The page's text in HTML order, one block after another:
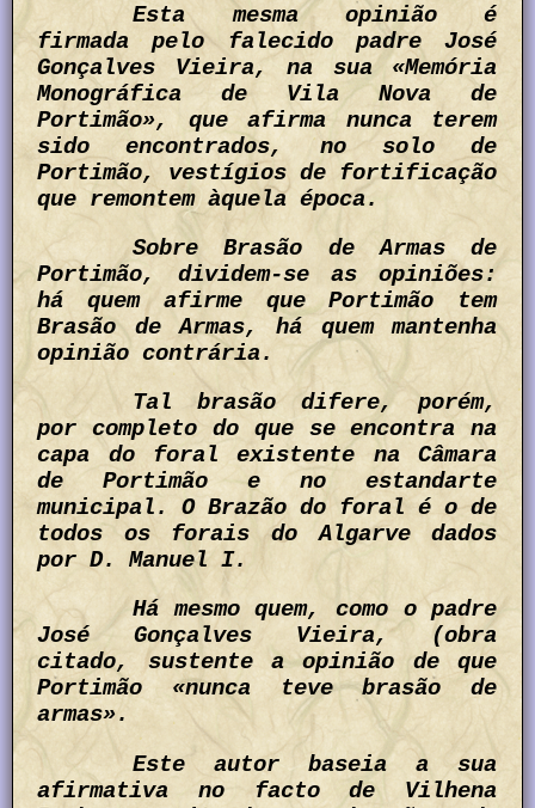
Esta mesma opinião é
firmada pelo falecido padre José
Gonçalves Vieira, na sua «Memória
Monográfica de Vila Nova de
Portimão», que afirma nunca terem
sido encontrados, no solo de
Portimão, vestígios de fortificação
que remontem àquela época.
Sobre Brasão de Armas de
Portimão, dividem-se as opiniões:
há quem afirme que Portimão tem
Brasão de Armas, há quem mantenha
opinião contrária.
Tal brasão difere, porém,
por completo do que se encontra na
capa do foral existente na Câmara
de Portimão e no estandarte
municipal. O Brazão do foral é o de
todos os forais do Algarve dados
por D. Manuel I.
Há mesmo quem, como o padre
José Gonçalves Vieira, (obra
citado, sustente a opinião de que
Portimão «nunca teve brasão de
armas».
Este autor baseia a sua
afirmativa no facto de Vilhena